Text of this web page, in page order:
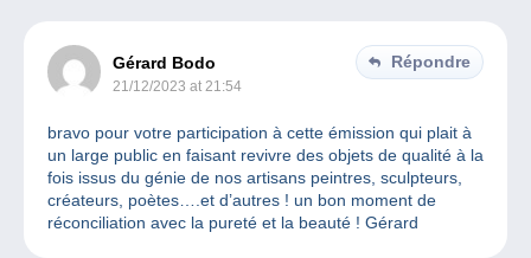
Gérard Bodo
21/12/2023 at 21:54
Répondre
bravo pour votre participation à cette émission qui plait à
un large public en faisant revivre des objets de qualité à la
fois issus du génie de nos artisans peintres, sculpteurs,
créateurs, poètes….et d’autres ! un bon moment de
réconciliation avec la pureté et la beauté ! Gérard